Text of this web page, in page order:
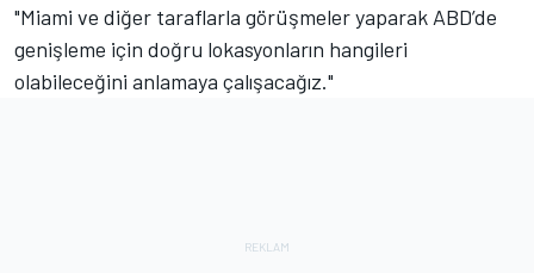
"Miami ve diğer taraflarla görüşmeler yaparak ABD’de
genişleme için doğru lokasyonların hangileri
olabileceğini anlamaya çalışacağız."